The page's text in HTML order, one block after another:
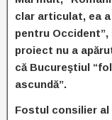
clar articulat, ea
pentru
proiect nu a
că Bucureştiul
ascundă”.
Fostul consilier al